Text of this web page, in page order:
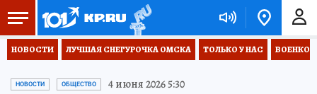
НОВОСТИ ЛУЧШАЯ СНЕГУРОЧКА ОМСКА ТОЛЬКО У НАС
НОВОСТИ ОБЩЕСТВО 4 июня 2026 5:30